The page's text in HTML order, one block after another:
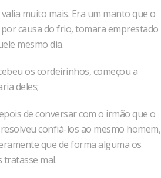
muito mais. Era um manto que o
causa do frio, tomara emprestado
mesmo dia.
os cordeirinhos, começou a
deles;
de conversar com o irmão que o
confiá-los ao mesmo homem,
que de forma alguma os
tra­tasse mal.